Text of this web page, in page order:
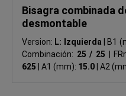
Bisagra combinada
desmontable
Version: L: Izquierda B1
Combinación: 25 / 25
625
A1 (mm): 15.0 A2